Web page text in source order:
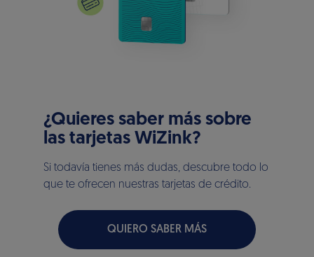
¿Quieres saber más sobre
las tarjetas WiZink?
Si todavía tienes más dudas, descubre todo lo
que te ofrecen nuestras tarjetas de crédito.
QUIERO SABER MÁS